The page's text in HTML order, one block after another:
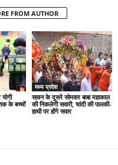
FROM AUTHOR
के बच्चों
मध्य प्रदेश
सावन के दूसरे सोमवार बाबा महाकाल
की निकलेगी सवारी, चांदी की पालकी-
हाथी पर होंगे सवार